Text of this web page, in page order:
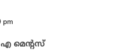
pm
മെന്റസ്